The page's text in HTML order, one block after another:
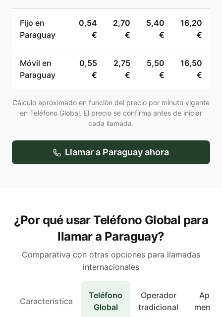
Fijo en
Paraguay
0,54
€
2,70
€
5,40
€
16,20
€
Móvil en
Paraguay
0,55
€
2,75
€
5,50
€
16,50
€
Cálculo aproximado en función del precio por minuto vigente
en Teléfono Global. El precio se confirma antes de iniciar
cada llamada.
Llamar a Paraguayahora
¿Por qué usar Teléfono Global para
llamar a Paraguay?
Comparativa con otras opciones para llamadas
internacionales
Característica
Teléfono
Global
Operador
tradicional
Apps